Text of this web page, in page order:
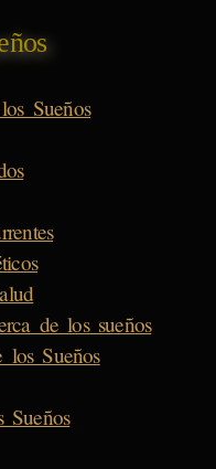
Sueños
de los sueños
los Sueños
Sueños